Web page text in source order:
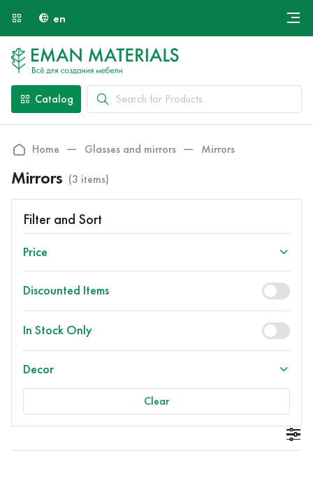
en
Payment and Delivery
Catalog
Home Glasses and mirrors Mirrors
Mirrors (3 items)
Filter and Sort
Price
Discounted Items
In Stock Only
Decor
Clear